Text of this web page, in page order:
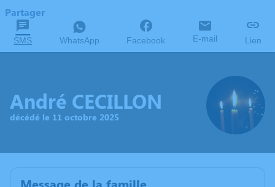
Partager
SMS WhatsApp Facebook E-mail Lien
André CECILLON
décédé le 11 octobre 2025
Message de la famille